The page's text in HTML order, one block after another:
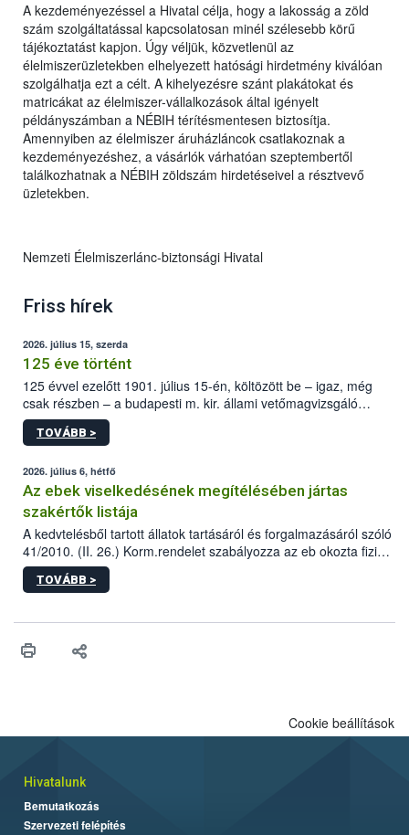
A kezdeményezéssel a Hivatal célja, hogy a lakosság a zöld
szám szolgáltatással kapcsolatosan minél szélesebb körű
tájékoztatást kapjon. Úgy véljük, közvetlenül az
élelmiszerüzletekben elhelyezett hatósági hirdetmény kiválóan
szolgálhatja ezt a célt. A kihelyezésre szánt plakátokat és
matricákat az élelmiszer-vállalkozások által igényelt
példányszámban a NÉBIH térítésmentesen biztosítja.
Amennyiben az élelmiszer áruházláncok csatlakoznak a
kezdeményezéshez, a vásárlók várhatóan szeptembertől
találkozhatnak a NÉBIH zöldszám hirdetéseivel a résztvevő
üzletekben.
Nemzeti Élelmiszerlánc-biztonsági Hivatal
Friss hírek
2026. július 15, szerda
125 éve történt
125 évvel ezelőtt 1901. július 15-én, költözött be – igaz, még
csak részben – a budapesti m. kir. állami vetőmagvizsgáló
állomás a Kis Rókus utca 15. szám alatti, Czigler Győző által
tervezett új épületébe.
TOVÁBB >
2026. július 6, hétfő
Az ebek viselkedésének megítélésében jártas
szakértők listája
A kedvtelésből tartott állatok tartásáról és forgalmazásáról szóló
41/2010. (II. 26.) Korm.rendelet szabályozza az eb okozta fizikai
sérülés, illetve ennek veszélye keletkezésekor felmerülő
hatósági feladatokat, valamint a veszélyes eb tartását és annak
vonni az ebek viselkedésének megítélésében jártas szakértőt.
TOVÁBB >
Cookie beállítások
Hivatalunk
Bemutatkozás
Szervezeti felépítés